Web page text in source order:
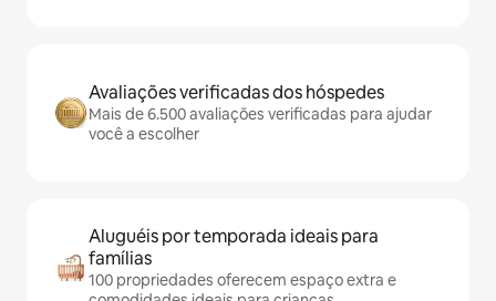
Avaliações verificadas dos hóspedes
Mais de 6.500 avaliações verificadas para ajudar
você a escolher
Aluguéis por temporada ideais para
famílias
100 propriedades oferecem espaço extra e